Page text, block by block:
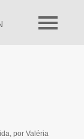
por Valéria